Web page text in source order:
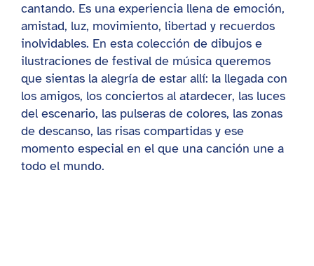
cantando. Es una experiencia llena de emoción,
amistad, luz, movimiento, libertad y recuerdos
inolvidables. En esta colección de dibujos e
ilustraciones de festival de música queremos
que sientas la alegría de estar allí: la llegada con
los amigos, los conciertos al atardecer, las luces
del escenario, las pulseras de colores, las zonas
de descanso, las risas compartidas y ese
momento especial en el que una canción une a
todo el mundo.